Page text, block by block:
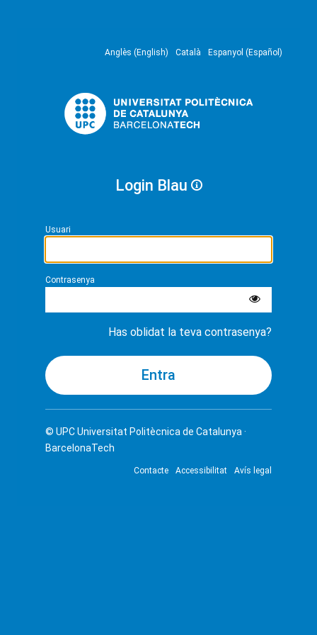
Anglès (English) Català Espanyol (Español)
Login Blau
Usuari
Contrasenya
Has oblidat la teva contrasenya?
© UPCUniversitat Politècnica de Catalunya ·
BarcelonaTech
Contacte Accessibilitat Avís legal